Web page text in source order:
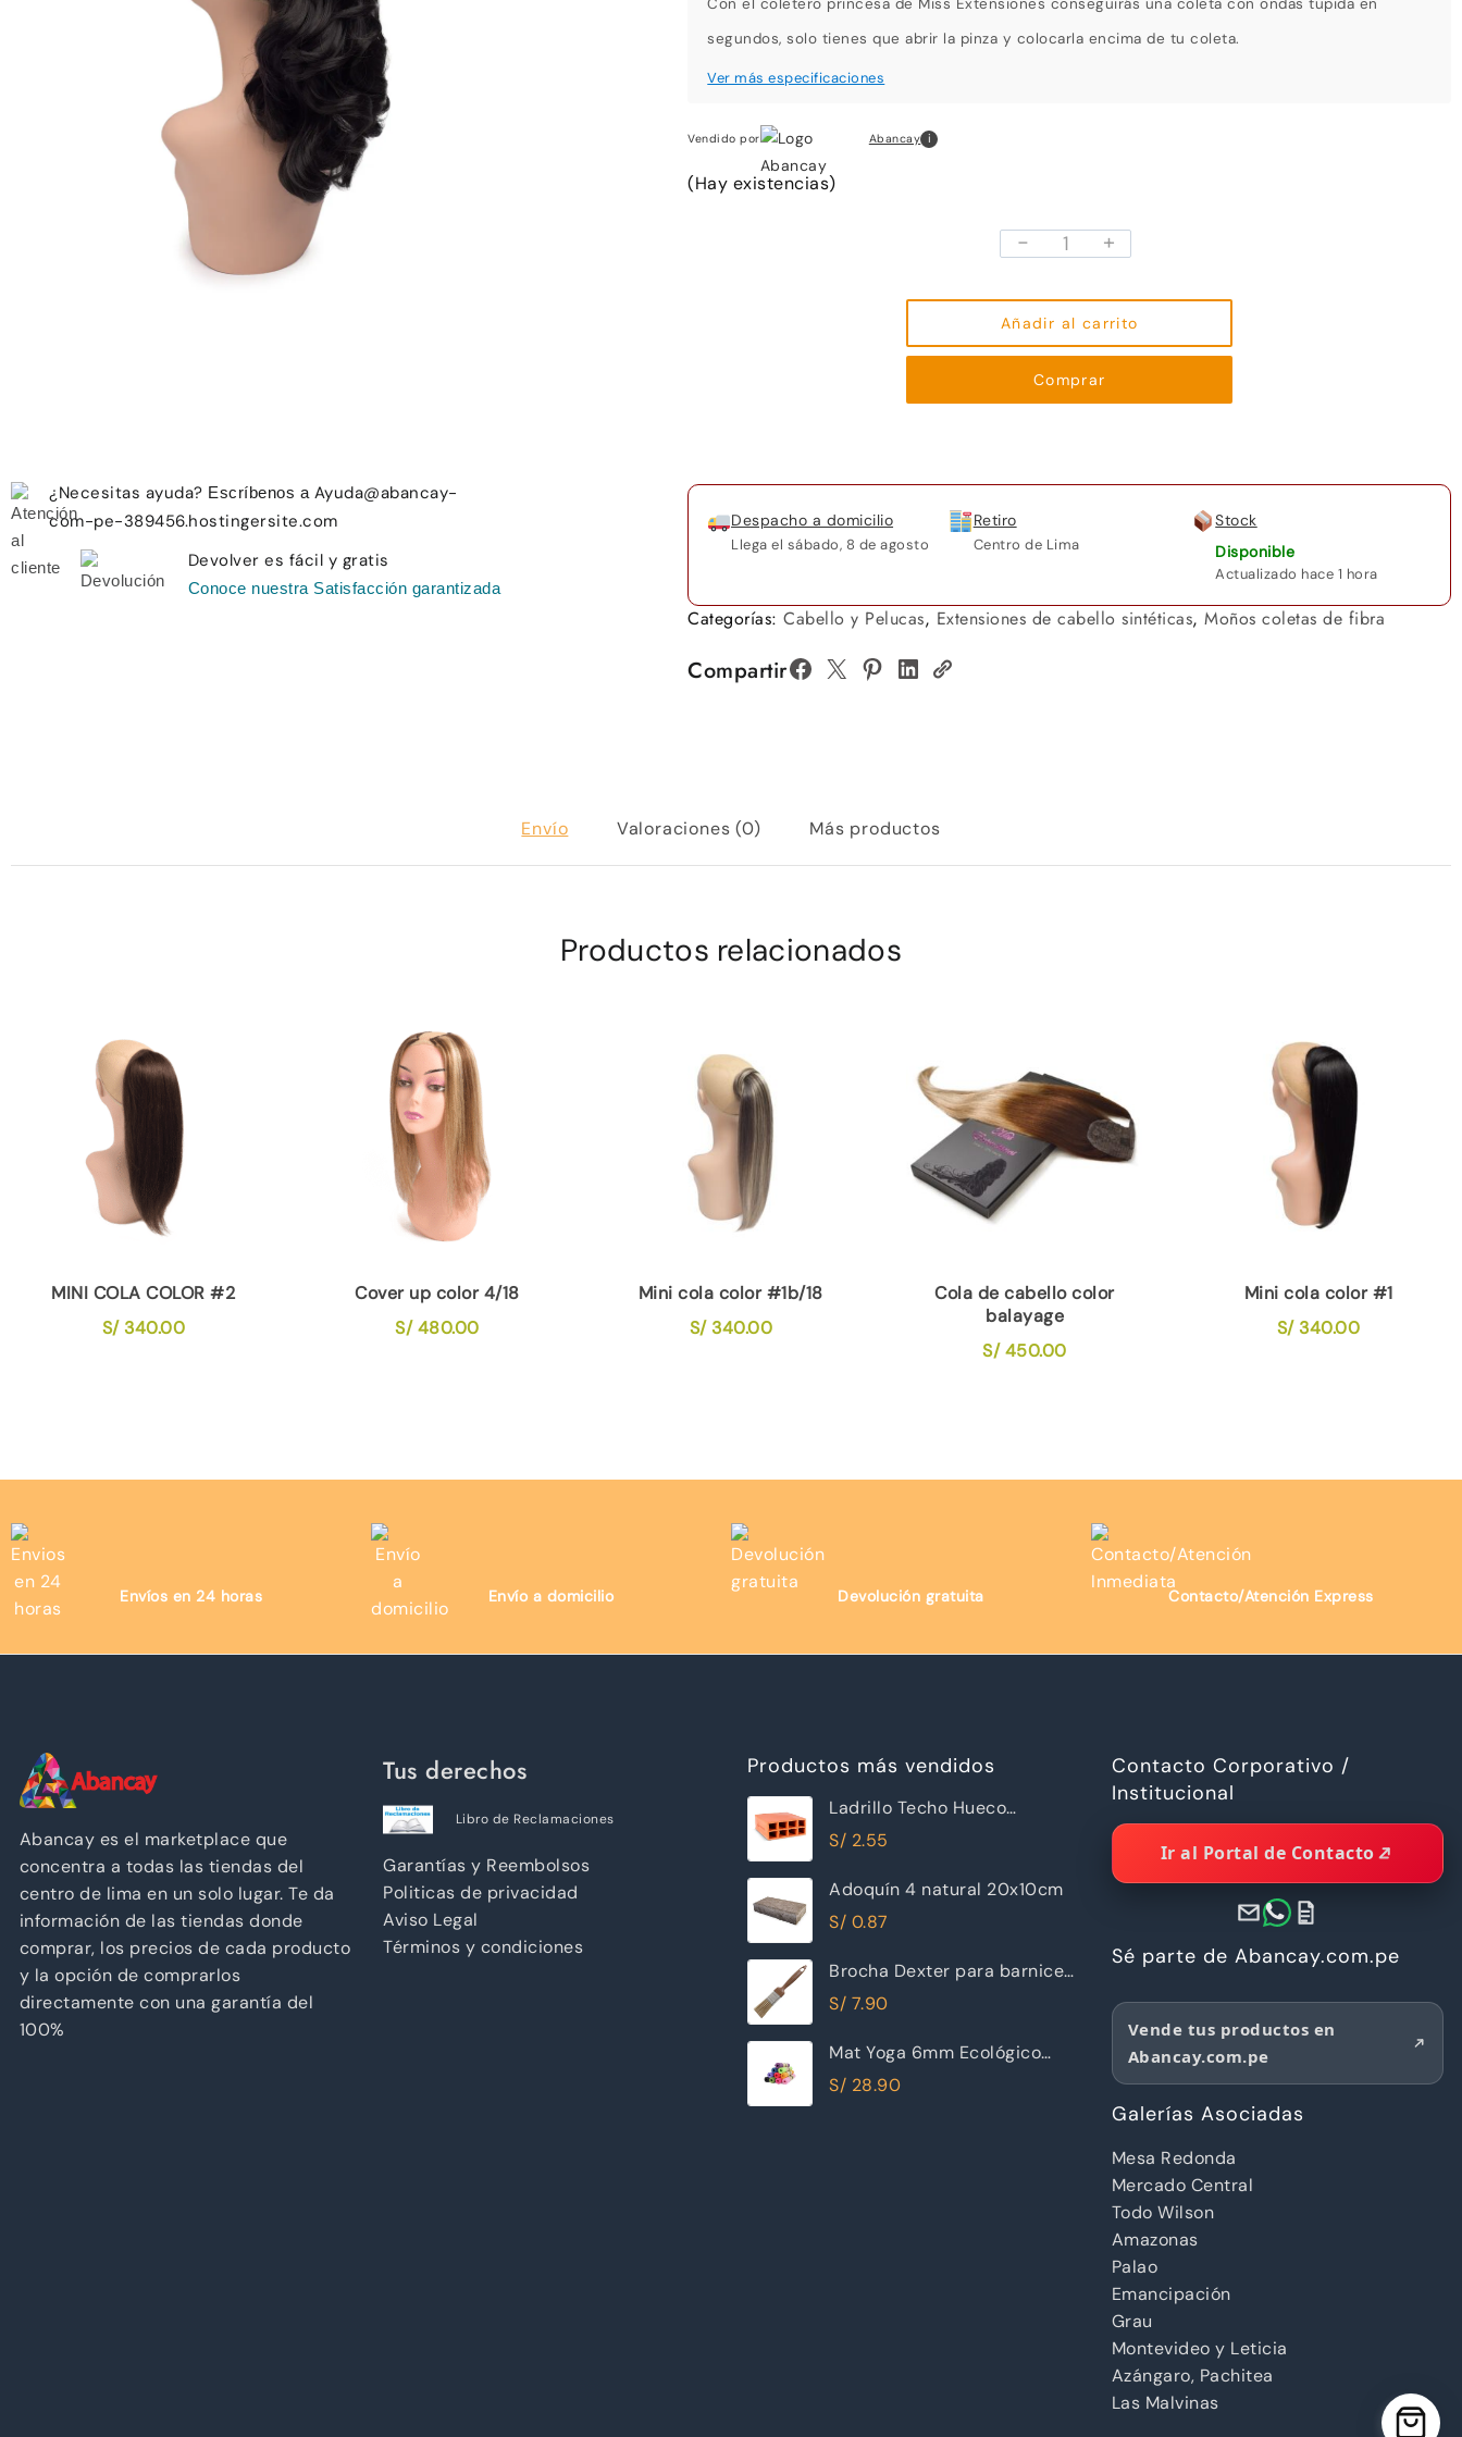
¿Necesitas ayuda? Escríbenos a Ayuda@abancay-
com-pe-389456.hostingersite.com
Devolver es fácil y gratis
Conoce nuestra Satisfacción garantizada
segundos, solo tienes que abrir la pinza y colocarla encima de tu coleta.
Vendido por Abancay i
(Hay existencias)
-
Coletero
color
#1
cantidad
+
Añadir al carrito
Comprar
Despacho a domicilio
Llega el sábado, 8 de agosto
Retiro
Centro de Lima
Stock
Disponible
Actualizado hace 1 hora
Categorías:Cabello y Pelucas, Extensiones de cabello sintéticas,Moños coletas de fibra
Compartir
Envío Valoraciones (0) Más productos
Productos relacionados
MINI COLA COLOR #2
S/340.00
Cover up color 4/18
S/480.00
Mini cola color #1b/18
S/340.00
Cola de cabello color
balayage
S/450.00
Mini cola color #1
S/340.00
Envíos en 24 horas Envío a domicilio Devolución gratuita Contacto/Atención Express
Abancay es el marketplace que
concentra a todas las tiendas del
centro de lima en un solo lugar. Te da
información de las tiendas donde
comprar, los precios de cada producto
y la opción de comprarlos
directamente con una garantía del
100%
Tus derechos
Libro de Reclamaciones
Garantías y Reembolsos
Politicas de privacidad
Aviso Legal
Términos y condiciones
Productos más vendidos
Ladrillo Techo Hueco
12x30x30cm Raya Piramide
S/ 2.55
Adoquín 4 natural 20x10cm
S/ 0.87
Brocha Dexter para barnices
30mm
S/ 7.90
Mat Yoga 6mm Ecológico
Excelente Calidad
S/ 28.90
Contacto Corporativo /
Institucional
Ir al Portal de Contacto
Sé parte de Abancay.com.pe
Vende tus productos en
Abancay.com.pe
Galerías Asociadas
Mesa Redonda
Mercado Central
Todo Wilson
Amazonas
Palao
Emancipación
Grau
Montevideo y Leticia
Azángaro, Pachitea
Las Malvinas